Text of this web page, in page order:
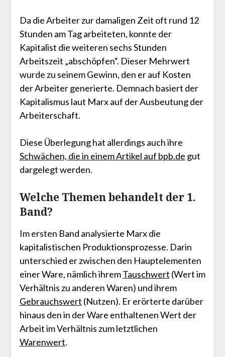
Da die Arbeiter zur damaligen Zeit oft rund 12
Stunden am Tag arbeiteten, konnte der
Kapitalist die weiteren sechs Stunden
Arbeitszeit „abschöpfen“. Dieser Mehrwert
wurde zu seinem Gewinn, den er auf Kosten
der Arbeiter generierte. Demnach basiert der
Kapitalismus laut Marx auf der Ausbeutung der
Arbeiterschaft.
Diese Überlegung hat allerdings auch ihre
Schwächen, die in einem Artikel auf bpb.de gut
dargelegt werden.
Welche Themen behandelt der 1.
Band?
Im ersten Band analysierte Marx die
kapitalistischen Produktionsprozesse. Darin
unterschied er zwischen den Hauptelementen
einer Ware, nämlich ihremTauschwert (Wert im
Verhältnis zu anderen Waren) und ihrem
Gebrauchswert (Nutzen). Er erörterte darüber
hinaus den in der Ware enthaltenen Wert der
Arbeit im Verhältnis zum letztlichen
Warenwert.